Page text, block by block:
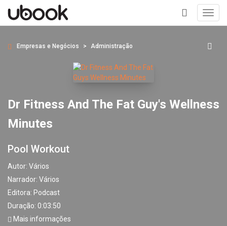
+
Empresas e Negócios Administração
Dr Fitness And The Fat Guy's Wellness
Minutes
Pool Workout
Autor: Vários
Narrador: Vários
Editora: Podcast
Duração: 0:03:50
Mais informações